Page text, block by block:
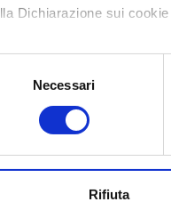
Dichiarazione sui
il tuo consenso,
raccogliere
digitali).
o ritirare il tuo
Necessari
Rifiuta
ATTIVITA'